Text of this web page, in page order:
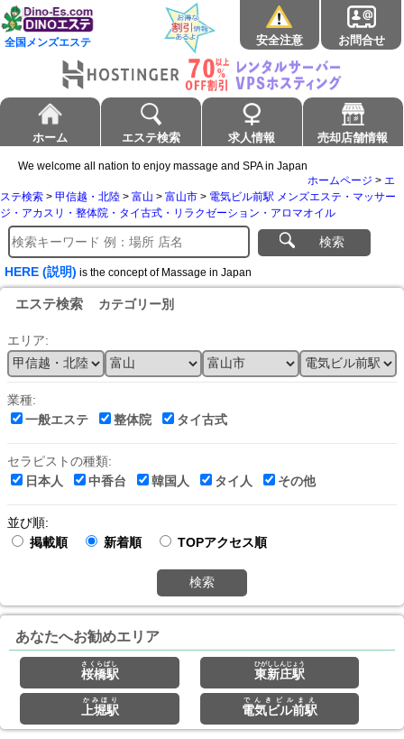
全国メンズエステ 安全注意 お問合せ
ホーム エステ検索 求人情報 売却店舗情報
We welcome all nation to enjoy massage and SPA in Japan
ホームページ > エ
ステ検索 > 甲信越・北陸 > 富山 > 富山市 > 電気ビル前駅 メンズエステ・マッサー
ジ・アカスリ・整体院・タイ古式・リラクゼーション・アロマオイル
検索
HERE (説明) is the concept of Massage in Japan
エステ検索 カテゴリー別
エリア:
業種:
一般エステ
整体院 タイ古式
セラピストの種類:
日本人
中香台 韓国人 タイ人 その他
並び順:
掲載順
新着順 TOPアクセス順
検索
あなたへお勧めエリア
桜橋駅
さくらばし
東新庄駅
ひがししんじょう
上堀駅
かみほり
電気ビル前駅
でんきビルまえ